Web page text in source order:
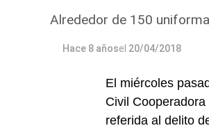
Alrededor de 150
Hace 8 añosel 20/04/2018
El miércoles
Civil
referida al delito